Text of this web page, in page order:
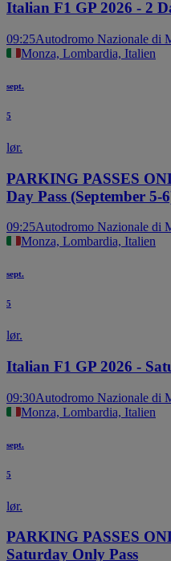
Italian F1 GP 2026 - 2
09:25Autodromo Nazionale di
Monza, Lombardia, Italien
sept.
5
lør.
PARKING PASSES
Day Pass (September 5-
09:25Autodromo Nazionale di
Monza, Lombardia, Italien
sept.
5
lør.
Italian F1 GP 2026 -
09:30Autodromo Nazionale di
Monza, Lombardia, Italien
sept.
5
lør.
PARKING PASSES
Saturday Only Pass